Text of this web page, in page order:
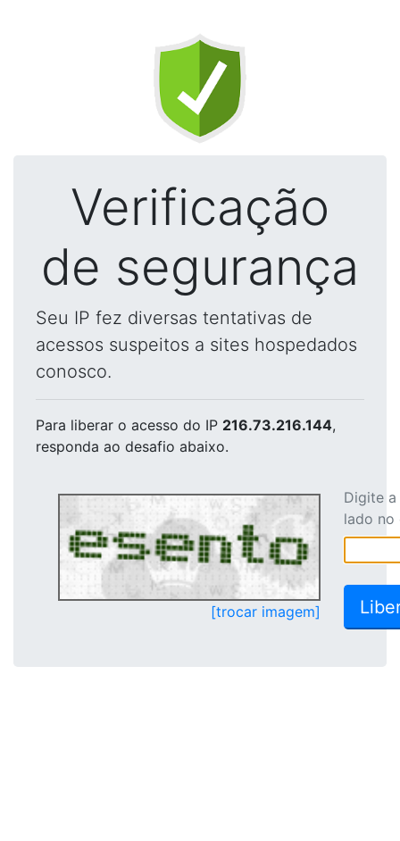
Verificação
de segurança
Seu IP fez diversas tentativas de
acessos suspeitos a sites hospedados
conosco.
Para liberar o acesso do IP 216.73.216.144,
responda ao desafio abaixo.
[trocar imagem]
Digite
lado no